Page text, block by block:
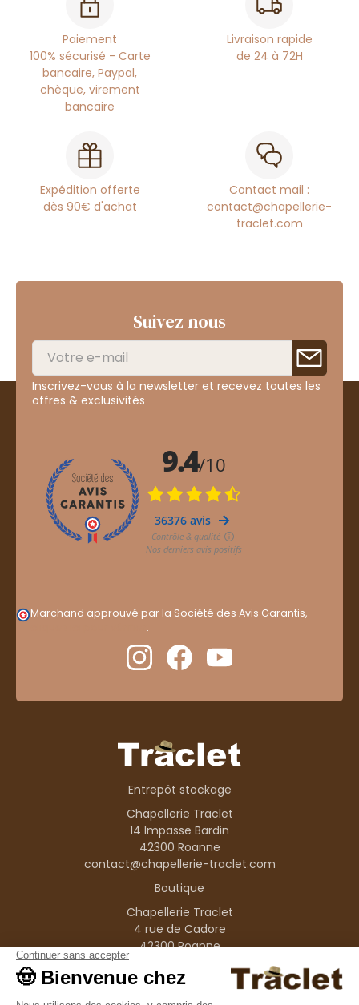
Paiement
100% sécurisé - Carte
bancaire, Paypal,
chèque, virement
bancaire
Livraison rapide
de 24 à 72H
Expédition offerte
dès 90€ d'achat
Contact mail :
contact@chapellerie-
traclet.com
Suivez nous
Inscrivez-vous à la newsletter et recevez toutes les
offres & exclusivités
Marchand approuvé par la Société des Avis Garantis,
.
Entrepôt stockage
Chapellerie Traclet
14 Impasse Bardin
42300 Roanne
contact@chapellerie-traclet.com
Boutique
Chapellerie Traclet
4 rue de Cadore
42300 Roanne